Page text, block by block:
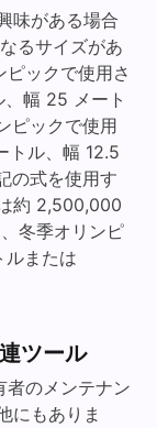
味がある場合
るサイズがあ
ックで使用さ
幅 25 メート
ピックで使用
トル、幅 12.5
の式を使用す
約 2,500,000
冬季オリンピ
または
ツール
者のメンテナン
にもありま